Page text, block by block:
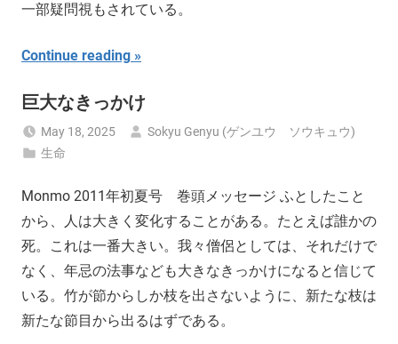
一部疑問視もされている。
Continue reading
巨大なきっかけ
May 18, 2025
Sokyu Genyu (ゲンユウ ソウキュウ)
生命
Monmo 2011年初夏号 巻頭メッセージ ふとしたこと
から、人は大きく変化することがある。たとえば誰かの
死。これは一番大きい。我々僧侶としては、それだけで
なく、年忌の法事なども大きなきっかけになると信じて
いる。竹が節からしか枝を出さないように、新たな枝は
新たな節目から出るはずである。